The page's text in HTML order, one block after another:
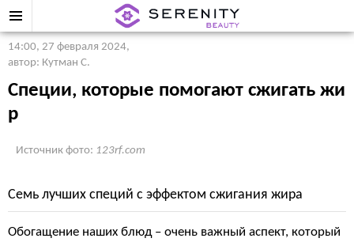
14:00, 27 февраля 2024,
автор: Кутман С.
Специи, которые помогают сжигать жи
р
Источник фото: 123rf.com
Семь лучших специй с эффектом сжигания жира
Обогащение наших блюд – очень важный аспект, который